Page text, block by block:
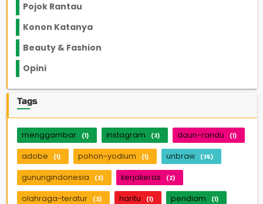
Pojok Rantau
Konon Katanya
Beauty & Fashion
Opini
Tags
menggambar (1) instagram (3) daun-randu (1)
adobe (1) pohon-yodium (1) unbraw (35)
gunungindonesia (3) kerjakeras (2)
olahraga-teratur (3) hantu (1) pendiam (1)